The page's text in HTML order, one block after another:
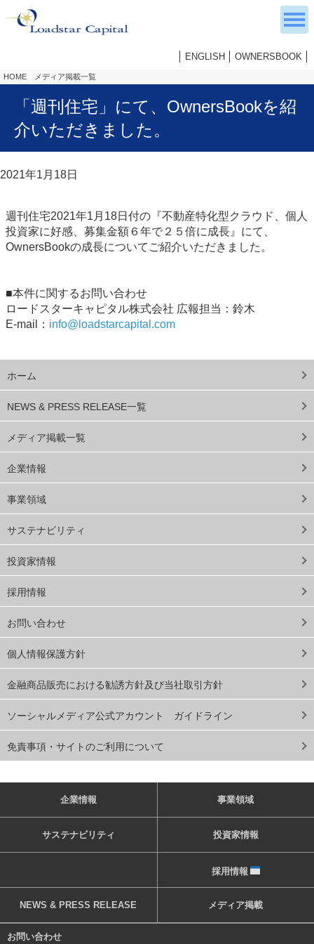
ENGLISH OWNERSBOOK
HOME メディア掲載一覧
ホーム
NEWS & PRESS RELEASE一覧
メディア掲載一覧
企業情報
事業領域
サステナビリティ
投資家情報
採用情報
お問い合わせ
個人情報保護方針
金融商品販売における勧誘方針及び当社取引方針
ソーシャルメディア公式アカウント ガイドライン
免責事項・サイトのご利用について
「週刊住宅」にて、OwnersBookを紹
介いただきました。
2021年1月18日
週刊住宅2021年1月18日付の『不動産特化型クラウド、個人
投資家に好感、募集金額６年で２５倍に成長』にて、
OwnersBookの成長についてご紹介いただきました。
■本件に関するお問い合わせ
ロードスターキャピタル株式会社 広報担当：鈴木
E-mail： info@loadstarcapital.com
企業情報 事業領域
サステナビリティ 投資家情報
採用情報
NEWS & PRESS RELEASE メディア掲載
お問い合わせ